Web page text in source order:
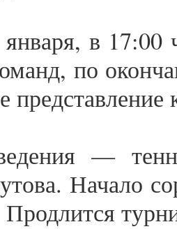
в 17:00
по
представление
—
Начало
Продлится